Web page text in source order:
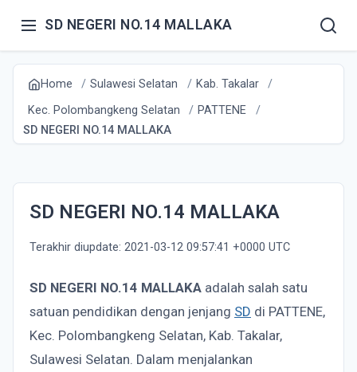
SD NEGERI NO.14 MALLAKA
Home Sulawesi Selatan
Kab. Takalar
Kec. Polombangkeng Selatan
PATTENE
SD NEGERI NO.14 MALLAKA
SD NEGERI NO.14 MALLAKA
Terakhir diupdate: 2021-03-12 09:57:41 +0000 UTC
SD NEGERI NO.14 MALLAKA adalah salah satu
satuan pendidikan dengan jenjang SD di PATTENE,
Kec. Polombangkeng Selatan, Kab. Takalar,
Sulawesi Selatan. Dalam menjalankan